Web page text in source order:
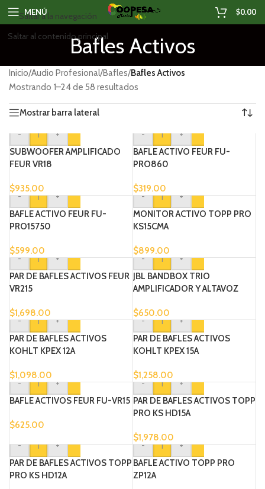
Saltar a la navegación
Saltar al contenido principal
MENÚ $0.00
Bafles Activos
Inicio/Audio Profesional/Bafles/Bafles Activos
Mostrando 1–24 de 58 resultados
Mostrar barra lateral
-
+
SUBWOOFER AMPLIFICADO
FEUR VR18
$935.00
-
+
BAFLE ACTIVO FEUR FU-
PRO860
$319.00
-
+
BAFLE ACTIVO FEUR FU-
PRO15750
$599.00
-
+
MONITOR ACTIVO TOPP PRO
KS15CMA
$899.00
-
+
PAR DE BAFLES ACTIVOS FEUR
VR215
$1,698.00
-
+
JBL BANDBOX TRIO
AMPLIFICADOR Y ALTAVOZ
$650.00
-
+
PAR DE BAFLES ACTIVOS
KOHLT KPEX 12A
$1,098.00
-
+
PAR DE BAFLES ACTIVOS
KOHLT KPEX 15A
$1,258.00
-
+
BAFLE ACTIVOS FEUR FU-VR15
$625.00
-
+
PAR DE BAFLES ACTIVOS TOPP
PRO KS HD15A
$1,978.00
-
+
PAR DE BAFLES ACTIVOS TOPP
PRO KS HD12A
-
+
BAFLE ACTIVO TOPP PRO
ZP12A